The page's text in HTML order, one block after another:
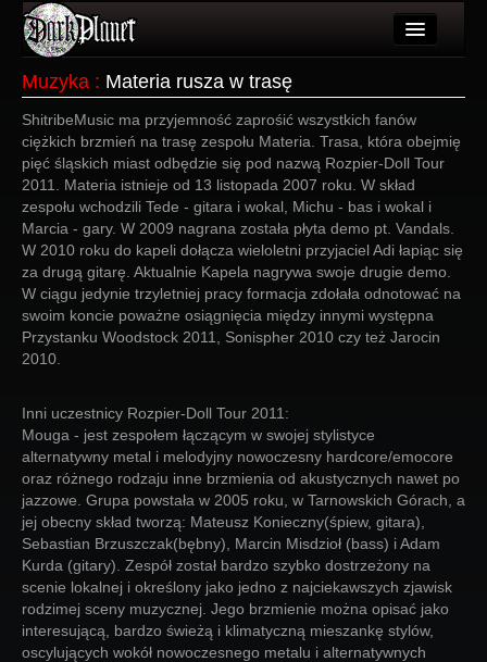
Wydarzenia
Galeria
Forum
Więcej
Login
Muzyka : Materia rusza w trasę
ShitribeMusic ma przyjemność zaprośić wszystkich fanów
ciężkich brzmień na trasę zespołu Materia. Trasa, która obejmię
pięć śląskich miast odbędzie się pod nazwą Rozpier-Doll Tour
2011. Materia istnieje od 13 listopada 2007 roku. W skład
zespołu wchodzili Tede - gitara i wokal, Michu - bas i wokal i
Marcia - gary. W 2009 nagrana została płyta demo pt. Vandals.
W 2010 roku do kapeli dołącza wieloletni przyjaciel Adi łapiąc się
za drugą gitarę. Aktualnie Kapela nagrywa swoje drugie demo.
W ciągu jedynie trzyletniej pracy formacja zdołała odnotować na
swoim koncie poważne osiągnięcia między innymi występna
Przystanku Woodstock 2011, Sonispher 2010 czy też Jarocin
2010.
Inni uczestnicy Rozpier-Doll Tour 2011:
Mouga - jest zespołem łączącym w swojej stylistyce
alternatywny metal i melodyjny nowoczesny hardcore/emocore
oraz różnego rodzaju inne brzmienia od akustycznych nawet po
jazzowe. Grupa powstała w 2005 roku, w Tarnowskich Górach, a
jej obecny skład tworzą: Mateusz Konieczny(śpiew, gitara),
Sebastian Brzuszczak(bębny), Marcin Misdzioł (bass) i Adam
Kurda (gitary). Zespół został bardzo szybko dostrzeżony na
scenie lokalnej i określony jako jedno z najciekawszych zjawisk
rodzimej sceny muzycznej. Jego brzmienie można opisać jako
interesującą, bardzo świeżą i klimatyczną mieszankę stylów,
oscylujących wokół nowoczesnego metalu i alternatywnych